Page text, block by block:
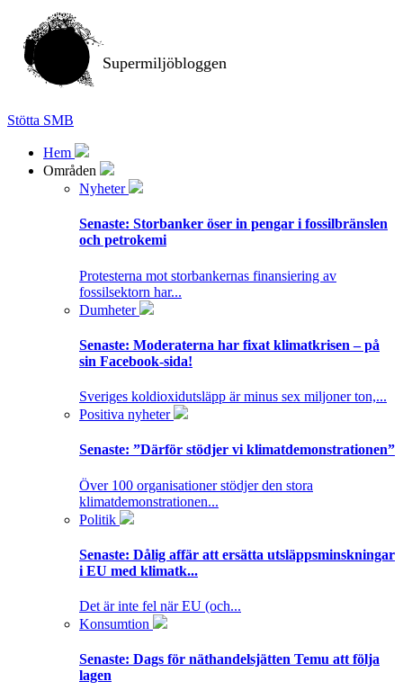
Supermiljöbloggen
Stötta SMB
Hem
Områden
Nyheter
Senaste: Storbanker öser in pengar i fossilbränslen
och petrokemi
Protesterna mot storbankernas finansiering av
fossilsektorn har...
Dumheter
Senaste: Moderaterna har fixat klimatkrisen – på
sin Facebook-sida!
Sveriges koldioxidutsläpp är minus sex miljoner ton,...
Positiva nyheter
Senaste: ”Därför stödjer vi klimatdemonstrationen”
Över 100 organisationer stödjer den stora
klimatdemonstrationen...
Politik
Senaste: Dålig affär att ersätta utsläppsminskningar
i EU med klimatk...
Det är inte fel när EU (och...
Konsumtion
Senaste: Dags för näthandelsjätten Temu att följa
lagen